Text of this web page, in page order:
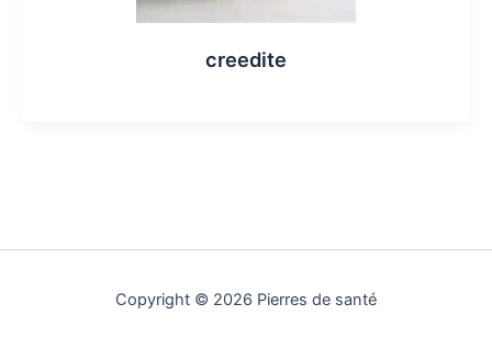
creedite
Copyright © 2026 Pierres de santé